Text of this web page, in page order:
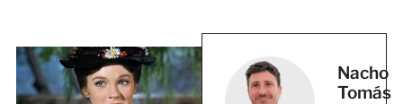
Nacho
Tomás